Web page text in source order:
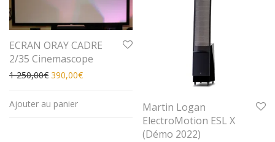
ECRAN ORAY CADRE
2/35 Cinemascope
1 250,00€ Le prix initial était : 1 250,00€.
390,00€Le prix actuel est : 390,00€.
Ajouter au panier
Martin Logan
ElectroMotion ESL X
(Démo 2022)